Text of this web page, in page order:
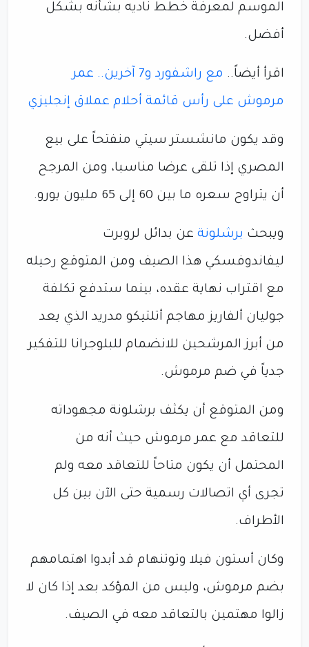
الموسم لمعرفة خطط ناديه بشأنه بشكل
أفضل.
اقرأ أيضاً..
مع راشفورد و7 آخرين.. عمر
مرموش على رأس قائمة أحلام عملاق إنجليزي
وقد يكون مانشستر سيتي منفتحاً على بيع
المصري إذا تلقى عرضا مناسبا، ومن المرجح
أن يتراوح سعره ما بين 60 إلى 65 مليون يورو.
ويبحث برشلونة عن بدائل لروبرت
ليفاندوفسكي هذا الصيف ومن المتوقع رحيله
مع اقتراب نهاية عقده، بينما ستدفع تكلفة
جوليان ألفاريز مهاجم أتلتيكو مدريد الذي يعد
من أبرز المرشحين للانضمام للبلوجرانا للتفكير
جدياً في ضم مرموش.
ومن المتوقع أن يكثف برشلونة مجهوداته
للتعاقد مع عمر مرموش حيث أنه من
المحتمل أن يكون متاحاً للتعاقد معه ولم
تجرى أي اتصالات رسمية حتى الآن بين كل
الأطراف.
وكان أستون فيلا وتوتنهام قد أبدوا اهتمامهم
بضم مرموش، وليس من المؤكد بعد إذا كان لا
زالوا مهتمين بالتعاقد معه في الصيف.